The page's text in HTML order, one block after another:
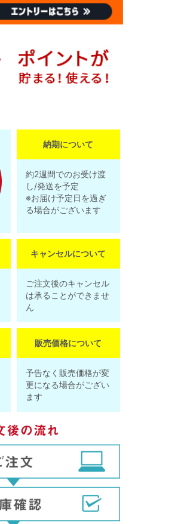
納期について
約2週間でのお受け渡
し/発送を予定
※お届け予定日を過ぎ
る場合がございます
キャンセルについて
ご注文後のキャンセル
は承ることができませ
ん
販売価格について
予告なく販売価格が変
更になる場合がござい
ます